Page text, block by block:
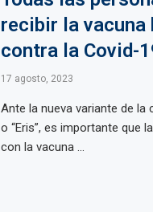
recibir la vacuna
contra la Covid-
17 agosto, 2023
Ante la nueva variante de la
o “Eris”, es importante que
con la vacuna ...